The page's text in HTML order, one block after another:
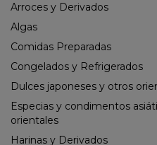
Arroces y Derivados
Algas
Comidas Preparadas
Congelados y Refrigerados
Dulces japoneses y otros
Especias y condimentos
orientales
Harinas y Derivados